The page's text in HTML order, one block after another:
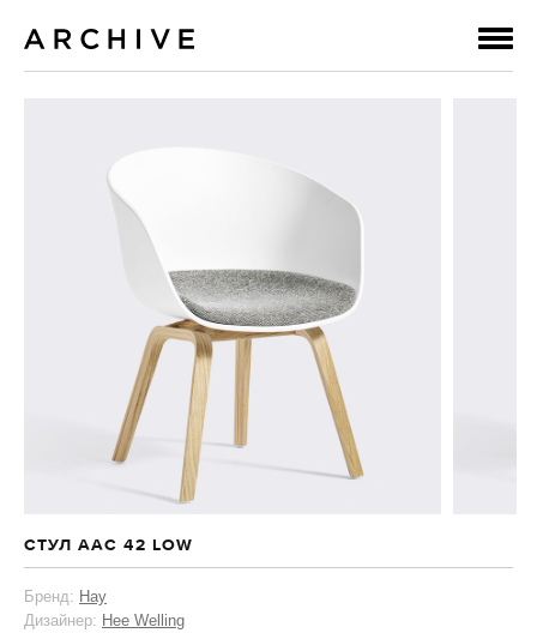
СТУЛ AAC 42 LOW
Бренд: Hay
Дизайнер: Hee Welling